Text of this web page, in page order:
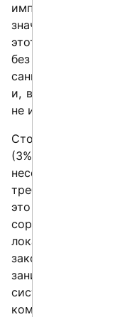
значительно
этот показатель
без системы
санкционных
и, в сравнении с
не изменился.
Стоит также
(3%)
требованиям
это с тем, что
локализации
занимались этими
системных
компетенций.